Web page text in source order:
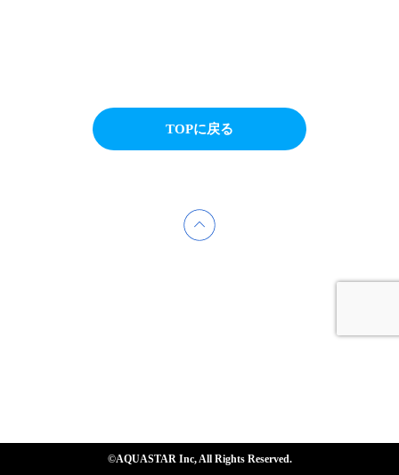
TOPに戻る
©AQUASTAR Inc, All Rights Reserved.